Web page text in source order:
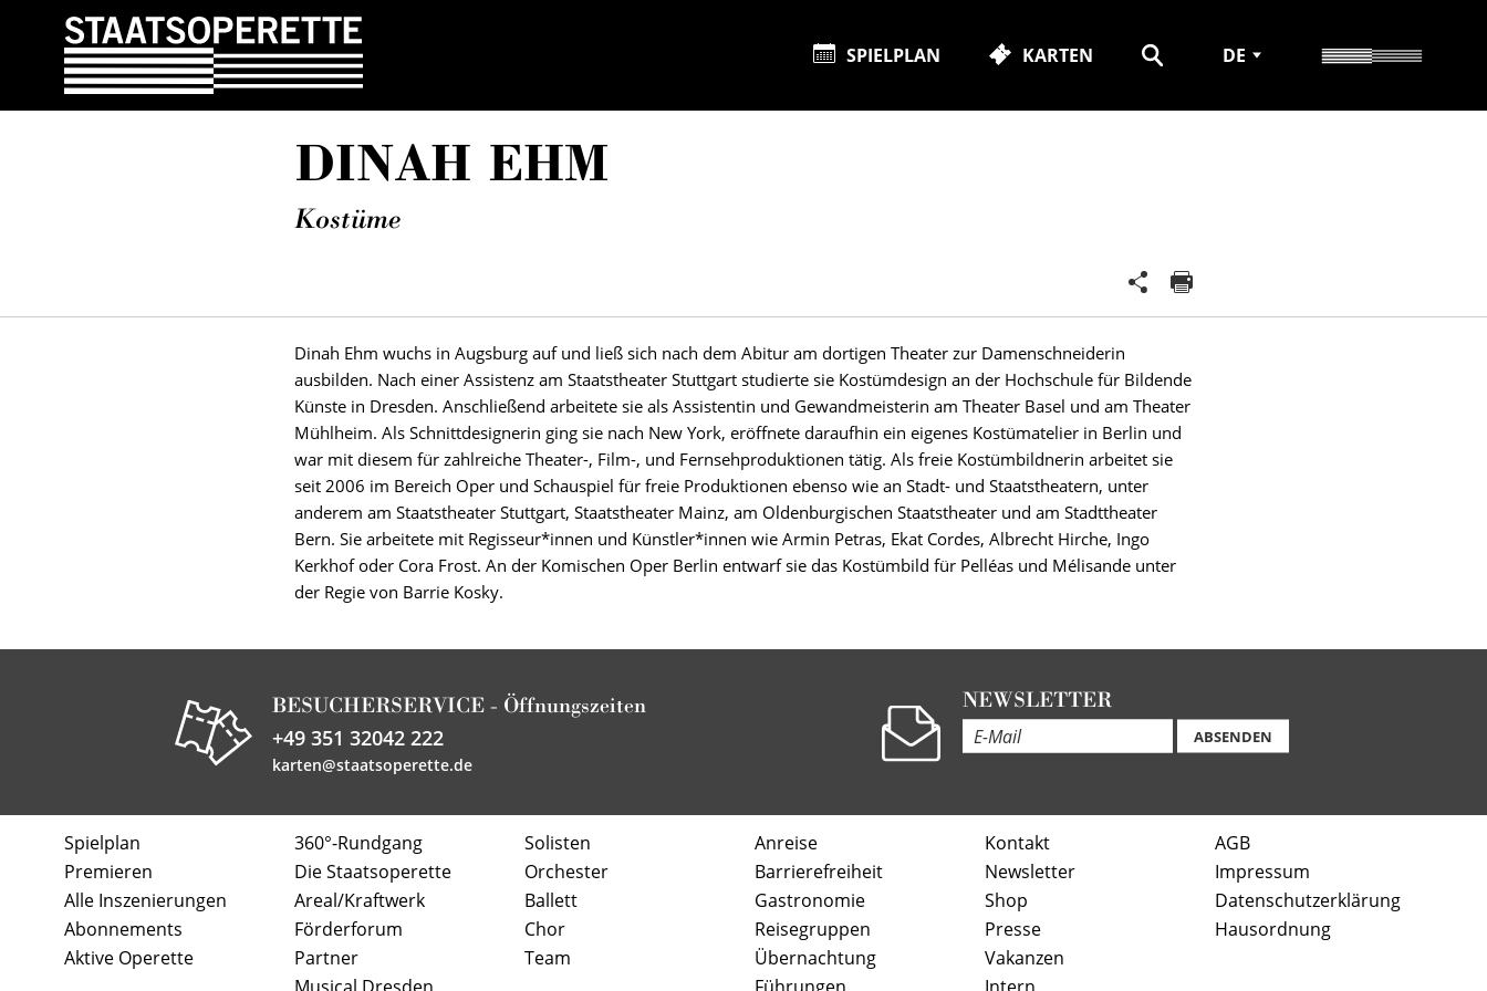
SPIELPLAN KARTEN DE
DINAH EHM
Kostüme
Dinah Ehm wuchs in Augsburg auf und ließ sich nach dem Abitur am dortigen Theater zur Damenschneiderin
ausbilden. Nach einer Assistenz am Staatstheater Stuttgart studierte sie Kostümdesign an der Hochschule für Bildende
Künste in Dresden. Anschließend arbeitete sie als Assistentin und Gewandmeisterin am Theater Basel und am Theater
Mühlheim. Als Schnittdesignerin ging sie nach New York, eröffnete daraufhin ein eigenes Kostümatelier in Berlin und
war mit diesem für zahlreiche Theater-, Film-, und Fernsehproduktionen tätig. Als freie Kostümbildnerin arbeitet sie
seit 2006 im Bereich Oper und Schauspiel für freie Produktionen ebenso wie an Stadt- und Staatstheatern, unter
anderem am Staatstheater Stuttgart, Staatstheater Mainz, am Oldenburgischen Staatstheater und am Stadttheater
Bern. Sie arbeitete mit Regisseur*innen und Künstler*innen wie Armin Petras, Ekat Cordes, Albrecht Hirche, Ingo
Kerkhof oder Cora Frost. An der Komischen Oper Berlin entwarf sie das Kostümbild für Pelléas und Mélisande unter
der Regie von Barrie Kosky.
BESUCHERSERVICE - Öffnungszeiten
+49 351 32042 222
karten@staatsoperette.de
NEWSLETTER
ABSENDEN
Spielplan
Premieren
Alle Inszenierungen
Abonnements
Aktive Operette
360°-Rundgang
Die Staatsoperette
Areal/Kraftwerk
Förderforum
Partner
Solisten
Orchester
Ballett
Chor
Team
Anreise
Barrierefreiheit
Gastronomie
Reisegruppen
Übernachtung
Kontakt
Newsletter
Shop
Presse
Vakanzen
AGB
Impressum
Datenschutzerklärung
Hausordnung